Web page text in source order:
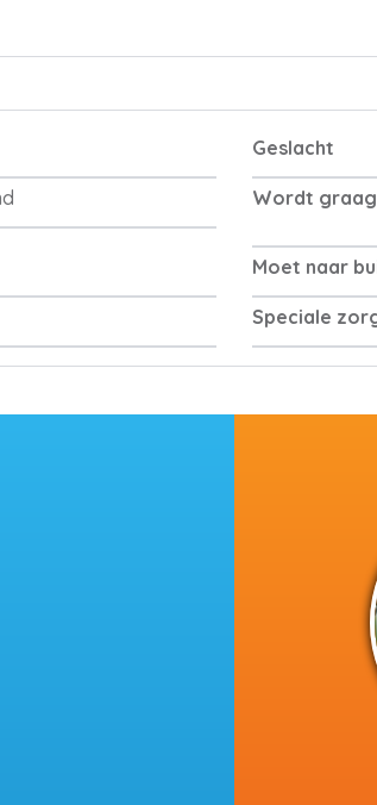
Geslacht
Wordt
Moet naar
Speciale